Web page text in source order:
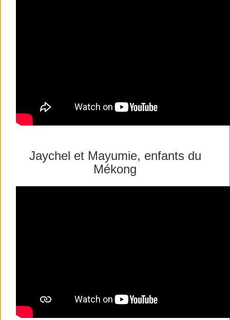
Jaychel et Mayumie, enfants du
Mékong